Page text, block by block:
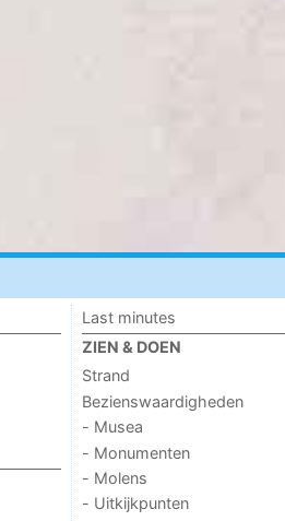
Last minutes
ZIEN & DOEN
Strand
Bezienswaardigheden
- Musea
- Monumenten
- Molens
- Uitkijkpunten